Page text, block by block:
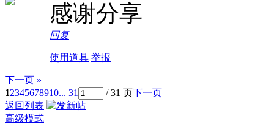
感谢分享
回复
使用道具 举报
下一页 »
12345678910... 31 / 31 页下一页
返回列表
高级模式